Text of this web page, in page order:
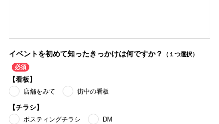
イベントを初めて知ったきっかけは何ですか？ （１つ選択）
【看板】
店舗をみて 街中の看板
【チラシ】
ポスティングチラシ DM